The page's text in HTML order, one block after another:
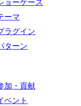
ョーケース
ーマ
ラグイン
ターン
加・貢献
ベント